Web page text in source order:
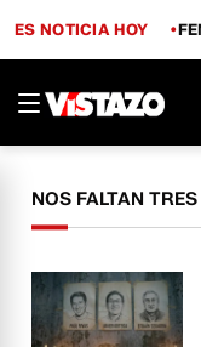
ES NOTICIA HOY
NOS FALTAN TRES